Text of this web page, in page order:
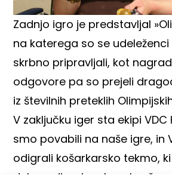
Zadnjo igro je predstavljal
na katerega so se
skrbno pripravljali, kot
odgovore pa so prejeli
iz številnih preteklih
V zaključku iger sta ekipi
smo povabili na naše igre, in
odigrali košarkarsko tekmo,